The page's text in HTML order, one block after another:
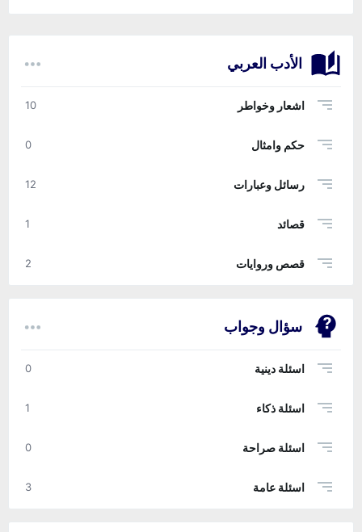
الأدب العربي
اشعار وخواطر 10
حكم وامثال 0
رسائل وعبارات 12
قصائد 1
قصص وروايات 2
سؤال وجواب
اسئلة دينية 0
اسئلة ذكاء 1
اسئلة صراحة 0
اسئلة عامة 3